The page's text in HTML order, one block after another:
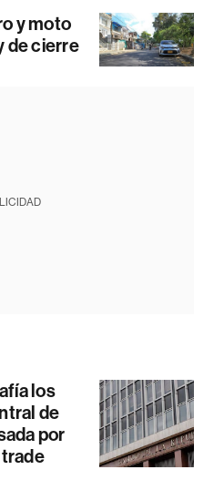
y moto
de cierre
los
de
por